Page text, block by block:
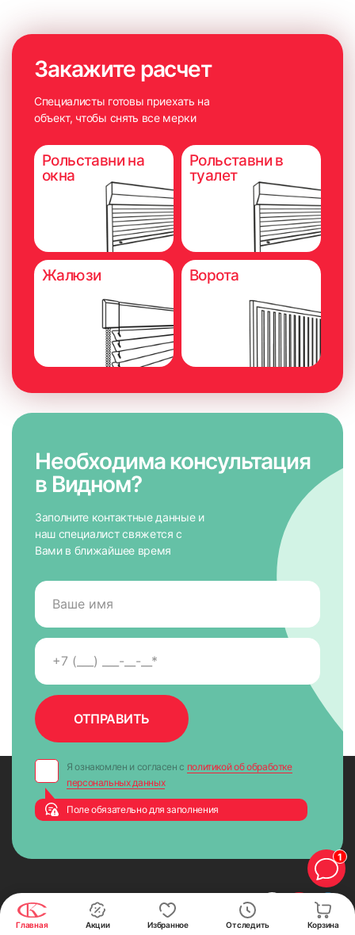
Главная Акции Отследить
Избранное Корзина
Закажите расчет
Специалисты готовы приехать на
объект, чтобы снять все мерки
Рольставни на
окна
Рольставни в
туалет
Жалюзи Ворота
Необходима консультация
в Видном?
Заполните контактные данные и
наш специалист свяжется с
Вами в ближайшее время
Я ознакомлен и согласен с политикой об обработке
персональных данных
Поле обязательно для заполнения
СИСТЕМЫ
КОМФОРТА
1